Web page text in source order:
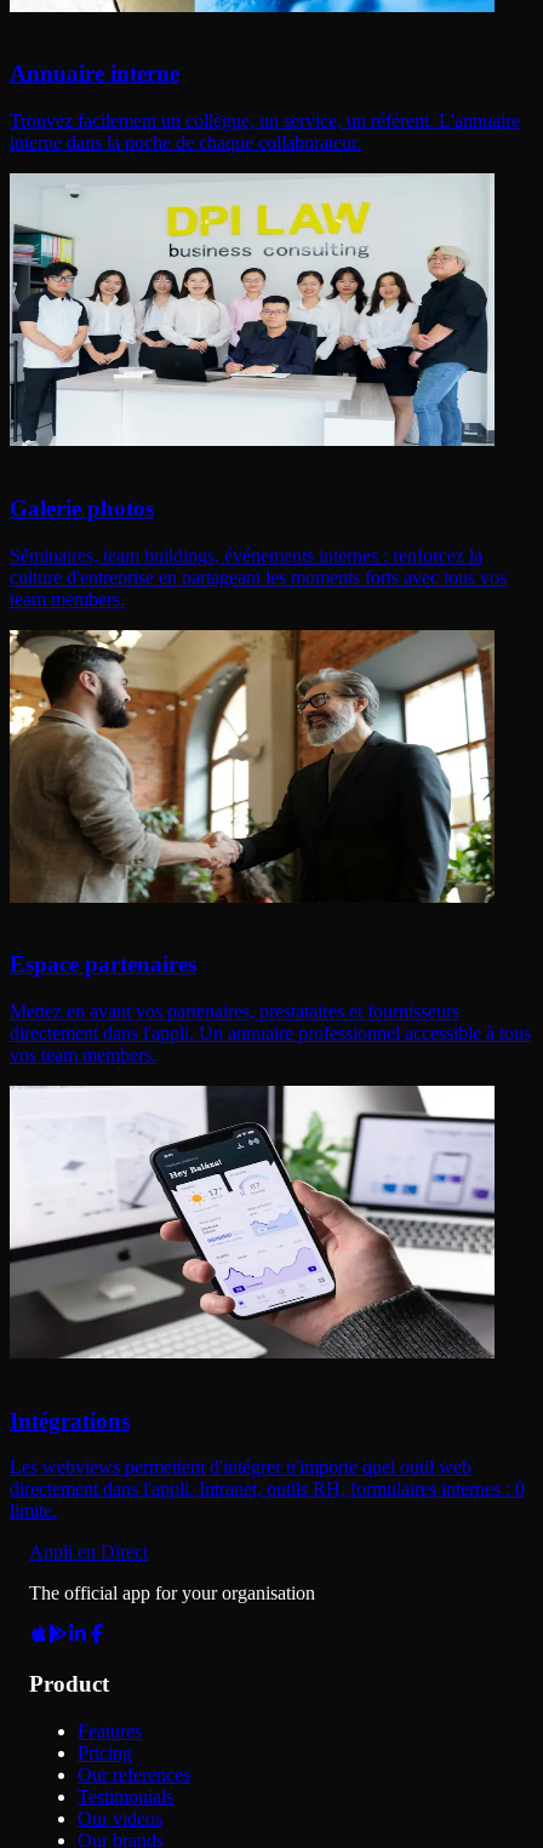
Annuaire interne
Trouvez facilement un collègue, un service, un référent. L'annuaire
interne dans la poche de chaque collaborateur.
Galerie photos
Séminaires, team buildings, événements internes : renforcez la
culture d'entreprise en partageant les moments forts avec tous vos
team members.
Espace partenaires
Mettez en avant vos partenaires, prestataires et fournisseurs
directement dans l'appli. Un annuaire professionnel accessible à tous
vos team members.
Intégrations
Les webviews permettent d'intégrer n'importe quel outil web
directement dans l'appli. Intranet, outils RH, formulaires internes : 0
limite.
Appli en Direct
The official app for your organisation
Product
Features
Pricing
Our references
Testimonials
Our videos
Our brands